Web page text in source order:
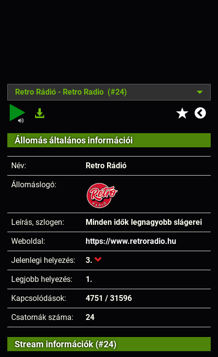
Retro Rádió - Retro Radio (#24)
Állomás általános információi
Név: Retro Rádió
Állomáslogó:
Leírás, szlogen: Minden idők legnagyobb slágerei
Weboldal: https://www.retroradio.hu
Jelenlegi helyezés: 3.
Legjobb helyezés: 1.
Kapcsolódások: 4751 / 31596
Csatornák száma: 24
Stream információk (#24)